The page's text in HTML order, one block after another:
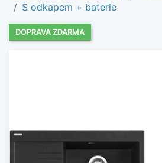
S odkapem + baterie
DOPRAVA ZDARMA